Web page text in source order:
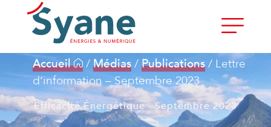
Accueil /Médias/Publications/ Lettre
d’information – Septembre 2023
Efficacité Énergétique - Septembre 2023